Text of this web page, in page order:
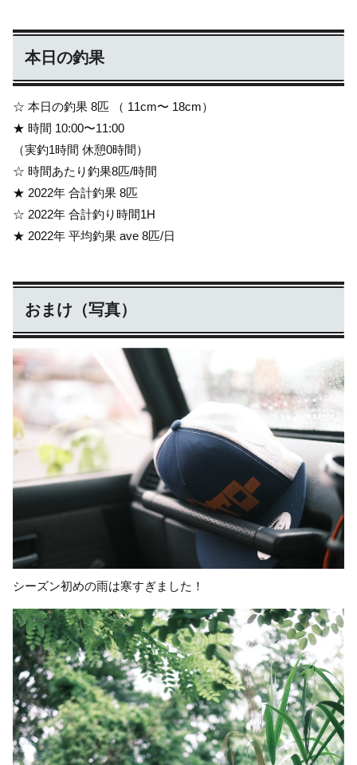
本日の釣果
☆ 本日の釣果 8匹 （ 11cm〜 18cm）
★ 時間 10:00〜11:00
（実釣1時間 休憩0時間）
☆ 時間あたり釣果8匹/時間
★ 2022年 合計釣果 8匹
☆ 2022年 合計釣り時間1H
★ 2022年 平均釣果 ave 8匹/日
おまけ（写真）
シーズン初めの雨は寒すぎました！